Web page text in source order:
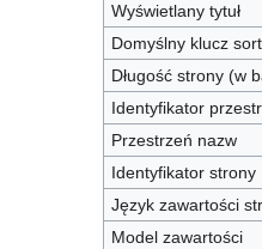
Wyświetlany tytuł
Domyślny klucz
Długość strony (w
Identyfikator
Przestrzeń nazw
Identyfikator strony
Język zawartości
Model zawartości